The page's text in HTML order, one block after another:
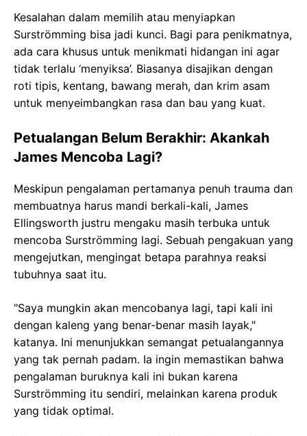
Kesalahan dalam memilih atau menyiapkan
Surströmming bisa jadi kunci. Bagi para penikmatnya,
ada cara khusus untuk menikmati hidangan ini agar
tidak terlalu ‘menyiksa’. Biasanya disajikan dengan
roti tipis, kentang, bawang merah, dan krim asam
untuk menyeimbangkan rasa dan bau yang kuat.
Petualangan Belum Berakhir: Akankah
James Mencoba Lagi?
Meskipun pengalaman pertamanya penuh trauma dan
membuatnya harus mandi berkali-kali, James
Ellingsworth justru mengaku masih terbuka untuk
mencoba Surströmming lagi. Sebuah pengakuan yang
mengejutkan, mengingat betapa parahnya reaksi
tubuhnya saat itu.
"Saya mungkin akan mencobanya lagi, tapi kali ini
dengan kaleng yang benar-benar masih layak,"
katanya. Ini menunjukkan semangat petualangannya
yang tak pernah padam. Ia ingin memastikan bahwa
pengalaman buruknya kali ini bukan karena
Surströmming itu sendiri, melainkan karena produk
yang tidak optimal.